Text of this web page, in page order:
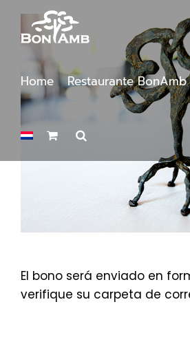
contenido
Home Restaurante BonAmb
El bono será enviado en
verifique su carpeta de